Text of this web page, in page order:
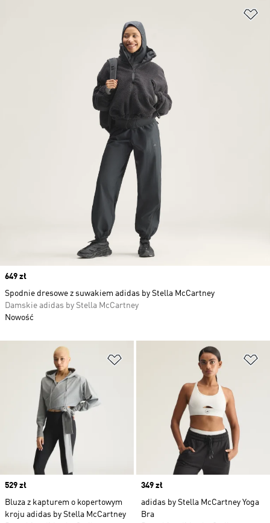
Dodaj do listy życzeń
Price
529 zł
Bluza z kapturem o kopertowym
kroju adidas by Stella McCartney
Price
349 zł
adidas by Stella McCartney Yoga
Bra
Price
649 zł
Spodnie dresowe z suwakiem adidas by Stella McCartney
Damskie adidas by Stella McCartney
Nowość